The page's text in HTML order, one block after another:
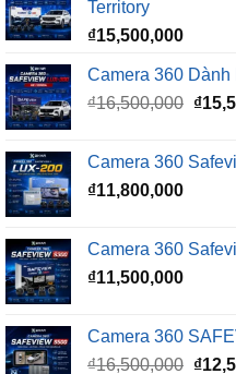
Territory
₫15,500,000
Camera 360
₫16,500,000 Giá
₫
Camera 360
₫11,800,000
Camera 360
₫11,500,000
Camera 360
₫16,500,000 Giá
₫